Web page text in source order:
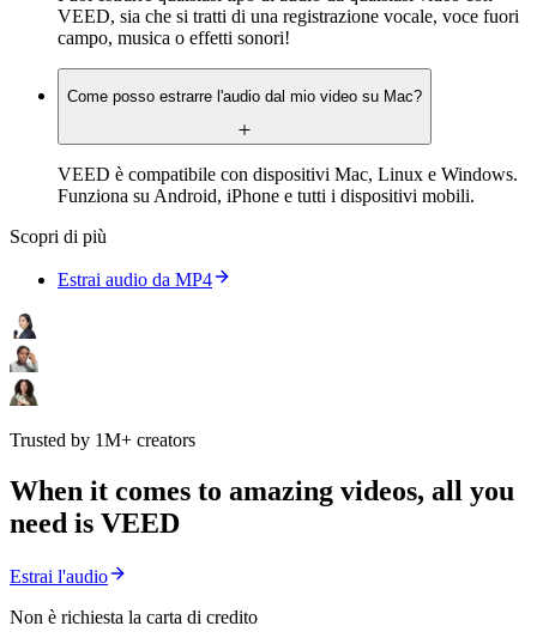
VEED, sia che si tratti di una registrazione vocale, voce fuori
campo, musica o effetti sonori!
Come posso estrarre l'audio dal mio video su Mac?
VEED è compatibile con dispositivi Mac, Linux e Windows.
Funziona su Android, iPhone e tutti i dispositivi mobili.
Scopri di più
Estrai audio da MP4
Trusted by 1M+ creators
When it comes to amazing videos, all you
need is VEED
Estrai l'audio
Non è richiesta la carta di credito